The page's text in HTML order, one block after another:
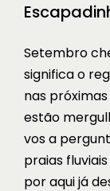
Setembro
significa o
nas
estão
vos a
praias
por aqui já